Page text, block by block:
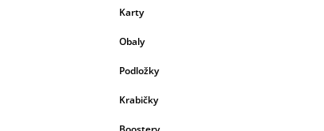
Karty
Obaly
Podložky
Krabičky